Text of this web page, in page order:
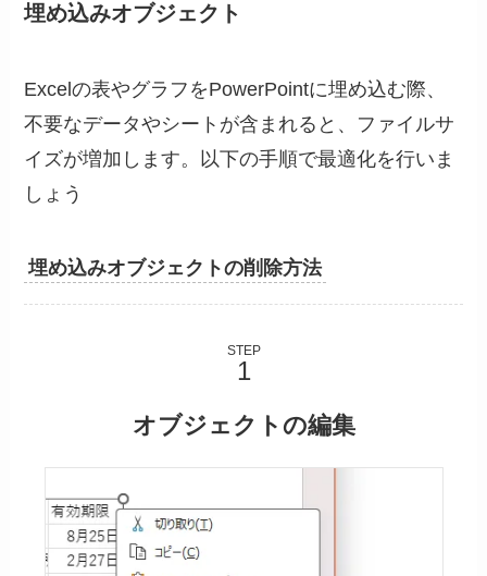
埋め込みオブジェクト
Excelの表やグラフをPowerPointに埋め込む際、
不要なデータやシートが含まれると、ファイルサ
イズが増加します。以下の手順で最適化を行いま
しょう
埋め込みオブジェクトの削除方法
STEP
オブジェクトの編集